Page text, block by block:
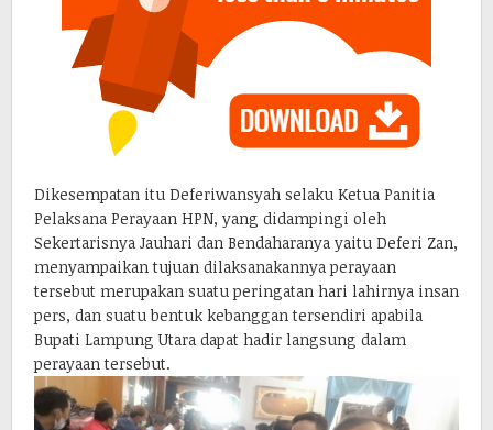
Dikesempatan itu Deferiwansyah selaku Ketua Panitia
Pelaksana Perayaan HPN, yang didampingi oleh
Sekertarisnya Jauhari dan Bendaharanya yaitu Deferi Zan,
menyampaikan tujuan dilaksanakannya perayaan
tersebut merupakan suatu peringatan hari lahirnya insan
pers, dan suatu bentuk kebanggan tersendiri apabila
Bupati Lampung Utara dapat hadir langsung dalam
perayaan tersebut.